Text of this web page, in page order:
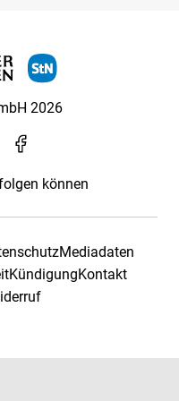
2026
können
Mediadaten
KündigungKontakt